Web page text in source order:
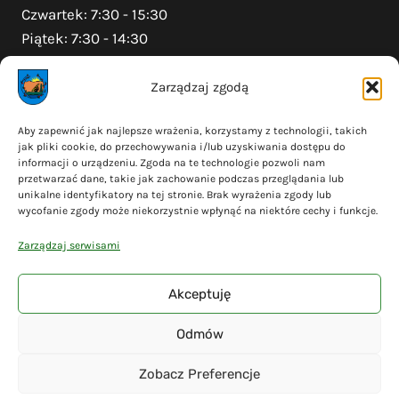
Zarządzaj zgodą
Aby zapewnić jak najlepsze wrażenia, korzystamy z technologii, takich
jak pliki cookie, do przechowywania i/lub uzyskiwania dostępu do
informacji o urządzeniu. Zgoda na te technologie pozwoli nam
przetwarzać dane, takie jak zachowanie podczas przeglądania lub
unikalne identyfikatory na tej stronie. Brak wyrażenia zgody lub
wycofanie zgody może niekorzystnie wpłynąć na niektóre cechy i funkcje.
Zarządzaj serwisami
Akceptuję
Odmów
Zobacz Preferencje
Czwartek: 7:30 - 15:30
Piątek: 7:30 - 14:30
Na skróty
Polityka prywatności
Polityka plików cookies (EU)
Deklaracja dostępności
Mapa serwisu